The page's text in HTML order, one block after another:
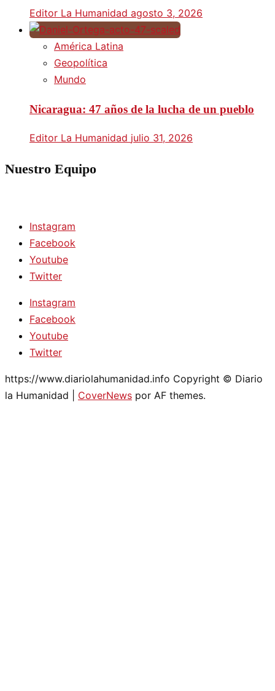
Editor La Humanidad agosto 3, 2026
América Latina
Geopolítica
Mundo
Nicaragua: 47 años de la lucha de un pueblo
Editor La Humanidad julio 31, 2026
Nuestro Equipo
Instagram
Facebook
Youtube
Twitter
Instagram
Facebook
Youtube
Twitter
https://www.diariolahumanidad.info Copyright © Diario
la Humanidad
CoverNews por AF themes.